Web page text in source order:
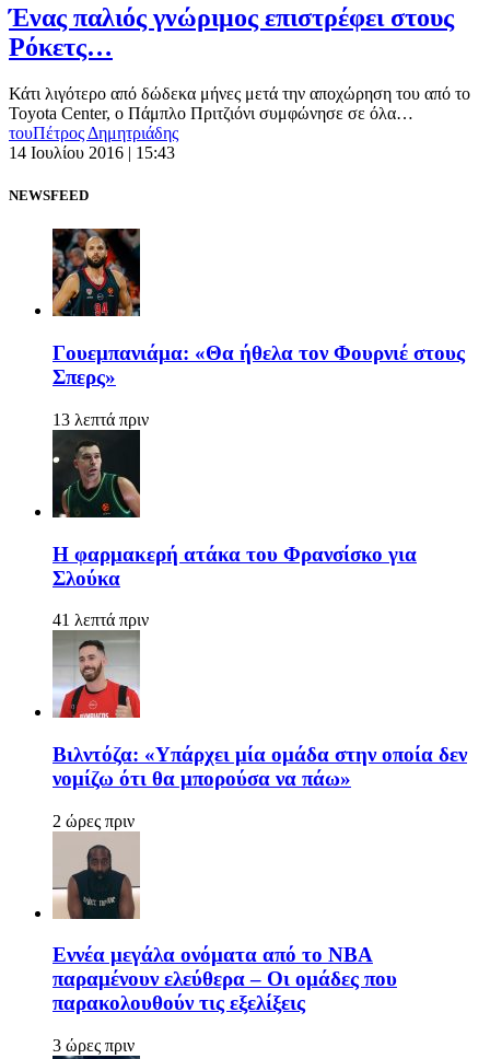
Ένας παλιός γνώριμος επιστρέφει στους
Ρόκετς…
Κάτι λιγότερο από δώδεκα μήνες μετά την αποχώρηση του από το
Toyota Center, ο Πάμπλο Πριτζιόνι συμφώνησε σε όλα…
τουΠέτρος Δημητριάδης
14 Ιουλίου 2016 | 15:43
NEWSFEED
Γουεμπανιάμα: «Θα ήθελα τον Φουρνιέ στους
Σπερς»
13 λεπτά πριν
Η φαρμακερή ατάκα του Φρανσίσκο για
Σλούκα
41 λεπτά πριν
Βιλντόζα: «Υπάρχει μία ομάδα στην οποία δεν
νομίζω ότι θα μπορούσα να πάω»
2 ώρες πριν
Εννέα μεγάλα ονόματα από το ΝΒΑ
παραμένουν ελεύθερα – Οι ομάδες που
παρακολουθούν τις εξελίξεις
3 ώρες πριν